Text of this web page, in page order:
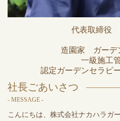
代表取締役
造園家 ガーデ
一級施工
認定ガーデンセラピ
社長ごあいさつ
- MESSAGE -
こんにちは、株式会社ナカハラガ